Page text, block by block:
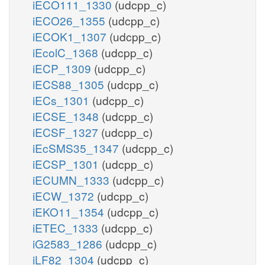
iECO111_1330 (udcpp_c)
iECO26_1355 (udcpp_c)
iECOK1_1307 (udcpp_c)
iEcolC_1368 (udcpp_c)
iECP_1309 (udcpp_c)
iECS88_1305 (udcpp_c)
iECs_1301 (udcpp_c)
iECSE_1348 (udcpp_c)
iECSF_1327 (udcpp_c)
iEcSMS35_1347 (udcpp_c)
iECSP_1301 (udcpp_c)
iECUMN_1333 (udcpp_c)
iECW_1372 (udcpp_c)
iEKO11_1354 (udcpp_c)
iETEC_1333 (udcpp_c)
iG2583_1286 (udcpp_c)
iLF82_1304 (udcpp_c)